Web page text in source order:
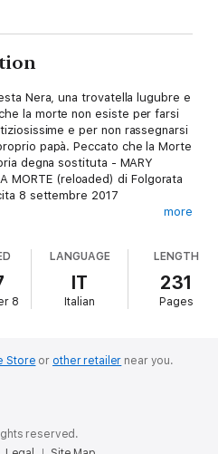
Nera, una trovatella lugubre e
la morte non esiste per farsi
e per non rassegnarsi
papà. Peccato che la Morte
degna sostituta - MARY
MORTE (reloaded) di Folgorata
8 settembre 2017
la morte e detestavano i
come Mary Mapple, trovata in
nata il giorno dei morti,
Ma quelle tre non
Perché, come il professor
more
8
LANGUAGE
IT
Italian
LENGTH
231
Pages
Store or other retailer near you.
reserved.